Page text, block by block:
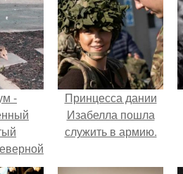
-
Принцесса дании
Изабелла пошла
служить в армию.